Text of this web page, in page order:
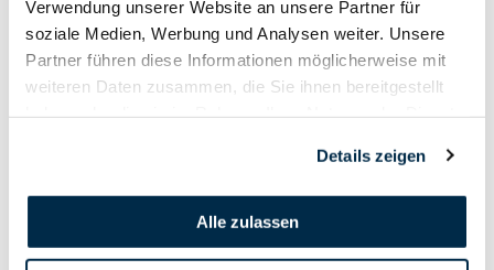
Verwendung unserer Website an unsere Partner für
soziale Medien, Werbung und Analysen weiter. Unsere
Partner führen diese Informationen möglicherweise mit
weiteren Daten zusammen, die Sie ihnen bereitgestellt
Details zeigen
Alle zulassen